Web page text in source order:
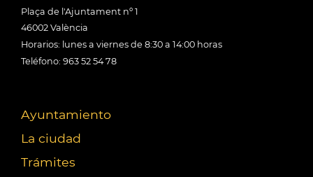
Plaça de l'Ajuntament nº 1
46002 València
Horarios: lunes a viernes de 8:30 a 14:00 horas
Teléfono: 963 52 54 78
Ayuntamiento
La ciudad
Trámites